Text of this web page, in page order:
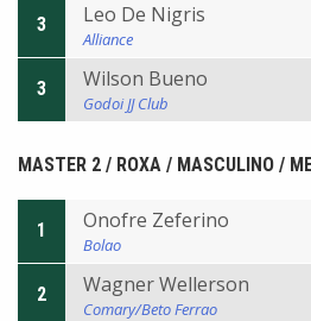
3 Leo De Nigris
Alliance
3 Wilson Bueno
Godoi JJ Club
MASTER 2 / ROXA / MASCULINO /
1 Onofre Zeferino
Bolao
2 Wagner Wellerson
Comary/Beto Ferrao